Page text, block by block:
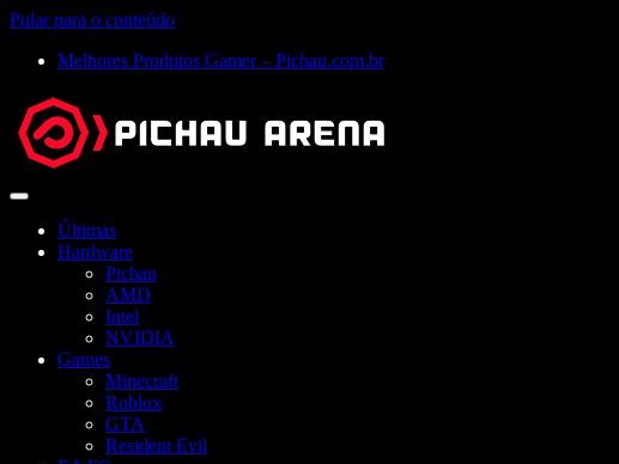
Pular para o conteúdo
Melhores Produtos Gamer – Pichau.com.br
Abrir
Últimas
Hardware
Pichau
AMD
Intel
NVIDIA
Games
Minecraft
Roblox
GTA
Resident Evil